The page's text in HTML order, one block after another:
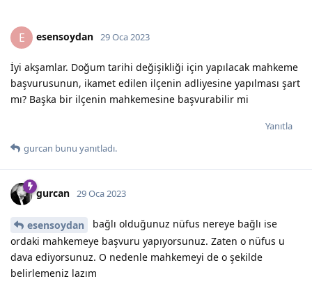
E esensoydan 29 Oca 2023
İyi akşamlar. Doğum tarihi değişikliği için yapılacak mahkeme
başvurusunun, ikamet edilen ilçenin adliyesine yapılması şart
mı? Başka bir ilçenin mahkemesine başvurabilir mi
Yanıtla
gurcan bunu yanıtladı.
gurcan 29 Oca 2023
esensoydan
bağlı olduğunuz nüfus nereye bağlı ise
ordaki mahkemeye başvuru yapıyorsunuz. Zaten o nüfus u
dava ediyorsunuz. O nedenle mahkemeyi de o şekilde
belirlemeniz lazım